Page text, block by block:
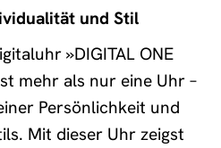
und Stil
»DIGITAL ONE
mehr als nur eine Uhr –
Persönlichkeit und
Mit dieser Uhr zeigst